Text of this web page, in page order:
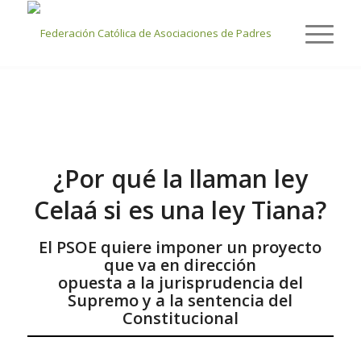
Usted está aquí: Inicio / EDUCACIÓN /
¿Por qué la llaman ley
Celaá si es una ley Tiana?
El PSOE quiere imponer un proyecto
que va en dirección
opuesta a la jurisprudencia del
Supremo y a la sentencia del
Constitucional